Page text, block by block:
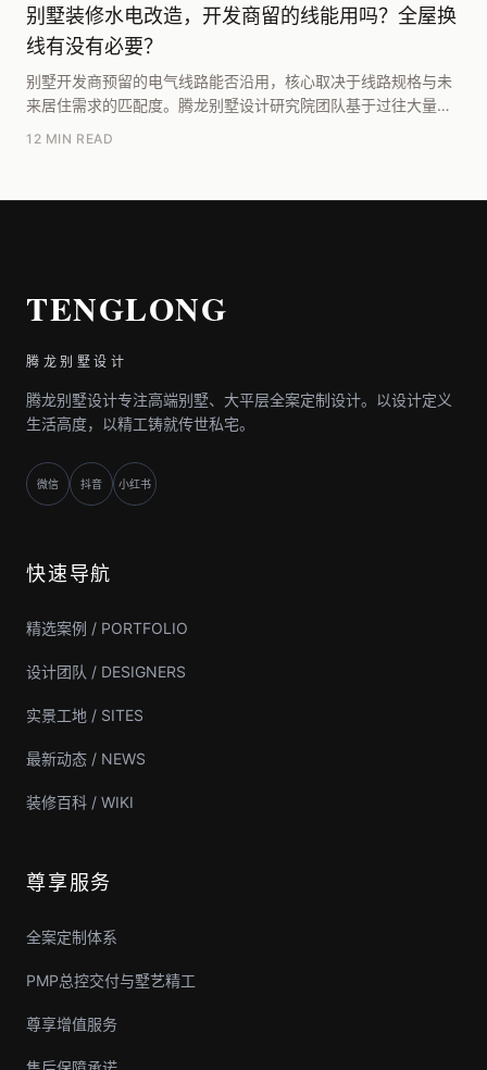
别墅装修水电改造，开发商留的线能用吗？全屋换
线有没有必要？
别墅开发商预留的电气线路能否沿用，核心取决于线路规格与未
来居住需求的匹配度。腾龙别墅设计研究院团队基于过往大量项
12 MIN READ
TENGLONG
腾龙别墅设计
腾龙别墅设计专注高端别墅、大平层全案定制设计。以设计定义
生活高度，以精工铸就传世私宅。
微信 抖音 小红书
快速导航
精选案例 / PORTFOLIO
设计团队 / DESIGNERS
实景工地 / SITES
最新动态 / NEWS
装修百科 / WIKI
尊享服务
全案定制体系
PMP总控交付与墅艺精工
尊享增值服务